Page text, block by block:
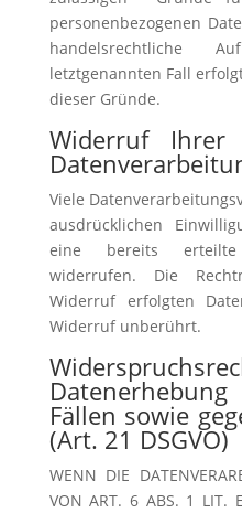
personenbezogenen
handelsrechtliche
letztgenannten Fall
dieser Gründe.
Widerruf Ihrer
Viele
ausdrücklichen
eine bereits erteilte
widerrufen. Die
Widerruf erfolgten
Widerruf unberührt.
Fällen sowie
(Art. 21 DSGVO)
WENN DIE
VON ART. 6 ABS. 1 LIT.